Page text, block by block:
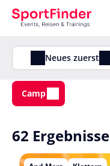
Neues zuerst
Camp
62 Ergebnisse